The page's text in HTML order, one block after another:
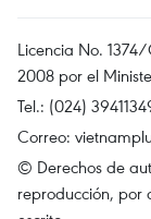
Licencia No.
2008 por el
Tel.: (024)
Correo:
© Derechos de
reproducción, por